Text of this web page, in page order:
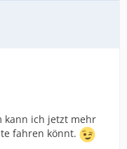
kann ich jetzt mehr
fahren könnt.